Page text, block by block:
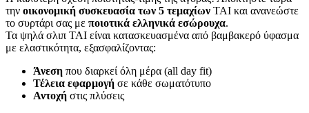
was:
€22.50.
τιμή
είναι:
€22.00.
την οικονομική συσκευασία των 5 τεμαχίων TAI και ανανεώστε
το συρτάρι σας με ποιοτικά ελληνικά εσώρουχα.
Τα ψηλά σλιπ TAI είναι κατασκευασμένα από βαμβακερό ύφασμα
με ελαστικότητα, εξασφαλίζοντας:
Άνεση που διαρκεί όλη μέρα (all day fit)
Τέλεια εφαρμογή σε κάθε σωματότυπο
Αντοχή στις πλύσεις